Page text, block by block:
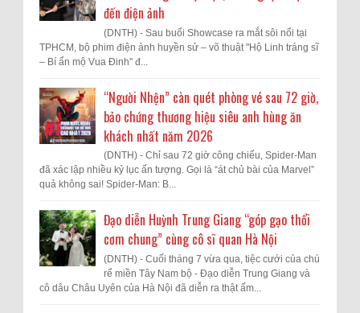
đến điện ảnh
(DNTH) - Sau buổi Showcase ra mắt sôi nổi tại
TPHCM, bộ phim điện ảnh huyền sử – võ thuật "Hộ Linh tráng sĩ
– Bí ẩn mộ Vua Đinh" đ...
“Người Nhện” càn quét phòng vé sau 72 giờ,
bảo chứng thương hiệu siêu anh hùng ăn
khách nhất năm 2026
(DNTH) - Chỉ sau 72 giờ công chiếu, Spider-Man
đã xác lập nhiều kỷ lục ấn tượng. Gọi là “át chủ bài của Marvel”
quả không sai! Spider-Man: B...
Đạo diễn Huỳnh Trung Giang “góp gạo thổi
cơm chung” cùng cô sĩ quan Hà Nội
(DNTH) - Cuối tháng 7 vừa qua, tiệc cưới của chú
rể miền Tây Nam bộ - Đạo diễn Trung Giang và
cô dâu Châu Uyên của Hà Nội đã diễn ra thật ấm...